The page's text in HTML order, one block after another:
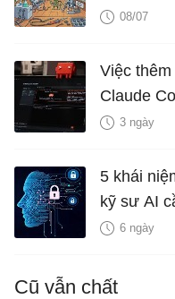
08/07
Việc
Claude
thế nào?
3 ngày
5 khái
kỹ sư AI
6 ngày
Cũ vẫn chất